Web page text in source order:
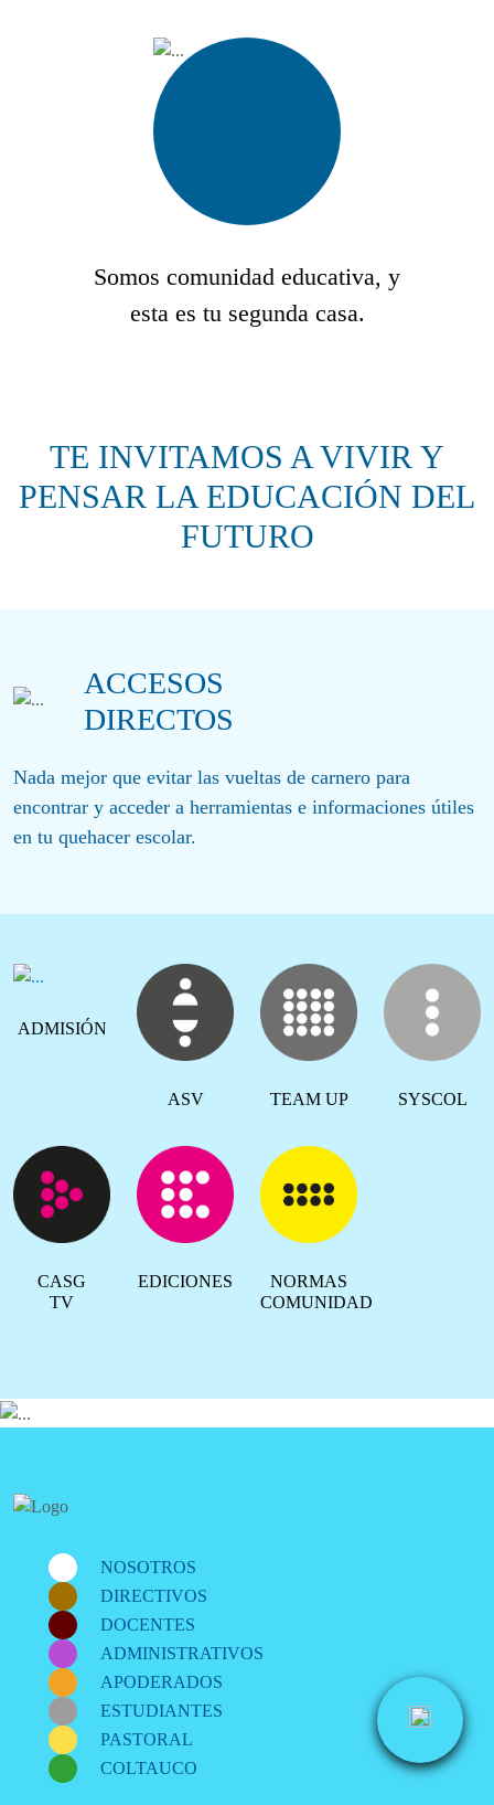
Somos comunidad educativa, y
esta es tu segunda casa.
TE INVITAMOS A VIVIR Y
PENSAR LA EDUCACIÓN DEL
FUTURO
ACCESOS
DIRECTOS
Nada mejor que evitar las vueltas de carnero para
encontrar y acceder a herramientas e informaciones útiles
en tu quehacer escolar.
ADMISIÓN
ASV TEAM UP SYSCOL
CASG
TV
EDICIONES
NORMAS
COMUNIDAD
NOSOTROS
DIRECTIVOS
DOCENTES
ADMINISTRATIVOS
APODERADOS
ESTUDIANTES
PASTORAL
COLTAUCO